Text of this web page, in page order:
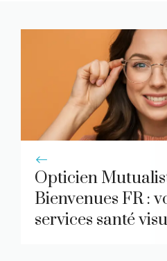
Opticien
Bienvenues FR :
services santé